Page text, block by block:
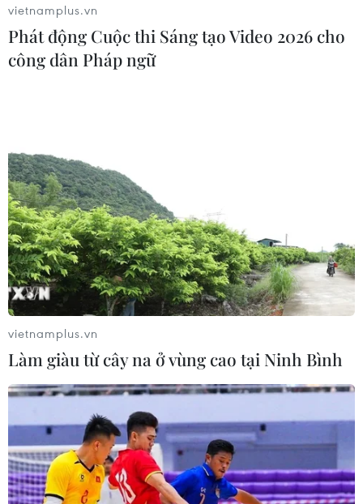
Một số chiêu trò lừa đảo trực tuyến phổ
biến trong dịp Tết Giáp Thìn 2024
30/01/2024 07:01
Thời gian cận Tết, các chiêu trò lừa đảo trên không gian
mạng xảy ra đột biến. Vì vậy, Meta đã chia sẻ một số
cách thức để giúp người dùng nhận diện một số chiêu
trò lừa đảo trực tuyến phổ biến.
vietnamplus.vn
Phát động Cuộc thi Sáng tạo Video 2026 cho
công dân Pháp ngữ
vietnamplus.vn
Làm giàu từ cây na ở vùng cao tại Ninh Bình